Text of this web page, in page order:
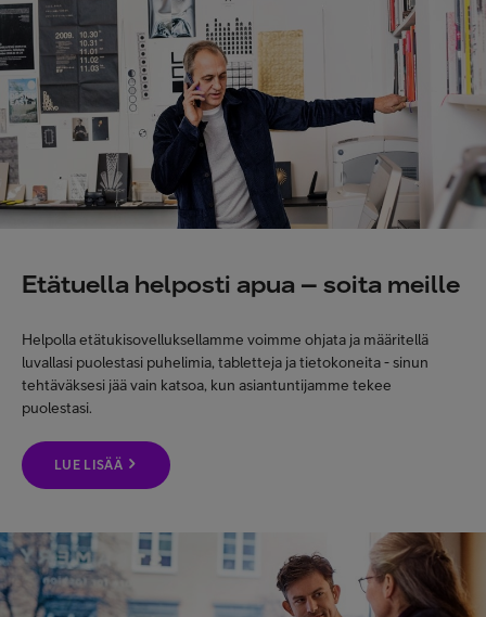
Etätuella helposti apua – soita meille
Helpolla etätukisovelluksellamme voimme ohjata ja määritellä
luvallasi puolestasi puhelimia, tabletteja ja tietokoneita - sinun
tehtäväksesi jää vain katsoa, kun asiantuntijamme tekee
puolestasi.
LUE LISÄÄ